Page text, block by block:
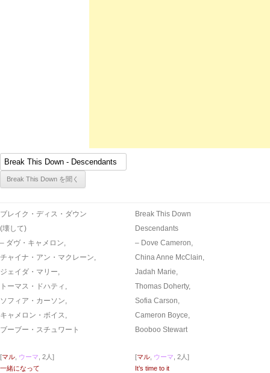
ブレイク・ディス・ダウン
(壊して)
– ダヴ・キャメロン,
チャイナ・アン・マクレーン,
ジェイダ・マリー,
トーマス・ドハティ,
ソフィア・カーソン,
キャメロン・ボイス,
ブーブー・スチュワート
[マル ウーマ , 2人]
一緒になって
Break This Down
Descendants
– Dove Cameron,
China Anne McClain,
Jadah Marie,
Thomas Doherty,
Sofia Carson,
Cameron Boyce,
Booboo Stewart
[マル ウーマ , 2人]
It’s time to it